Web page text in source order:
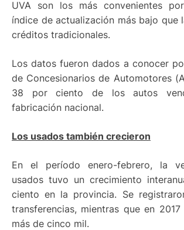
UVA son los más convenientes
índice de actualización más bajo que
créditos tradicionales.
Los datos fueron dados a conocer
de Concesionarios de Automotores
38 por ciento de los autos
fabricación nacional.
Los usados también crecieron
En el período enero-febrero, la
usados tuvo un crecimiento
ciento en la provincia. Se
transferencias, mientras que en
más de cinco mil.